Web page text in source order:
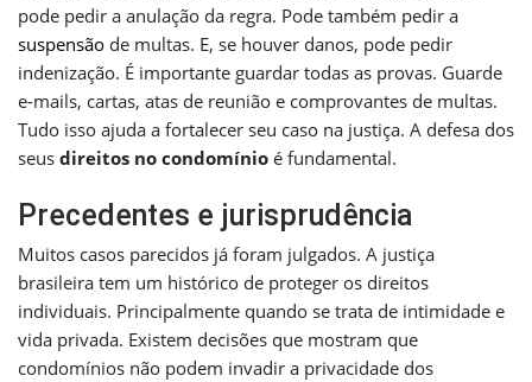
pode pedir a anulação da regra. Pode também pedir a
suspensão de multas. E, se houver danos, pode pedir
indenização. É importante guardar todas as provas. Guarde
e-mails, cartas, atas de reunião e comprovantes de multas.
Tudo isso ajuda a fortalecer seu caso na justiça. A defesa dos
seus direitos no condomínio é fundamental.
Precedentes e jurisprudência
Muitos casos parecidos já foram julgados. A justiça
brasileira tem um histórico de proteger os direitos
individuais. Principalmente quando se trata de intimidade e
vida privada. Existem decisões que mostram que
condomínios não podem invadir a privacidade dos